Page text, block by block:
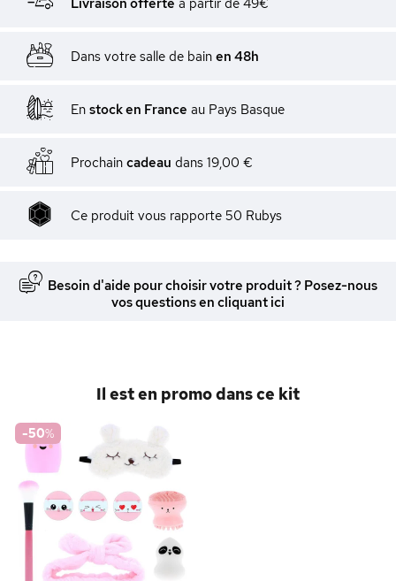
Dans votre salle de bain en 48h
En stock en France au Pays Basque
Prochain cadeau dans 19,00 €
Ce produit vous rapporte 50 Rubys
Besoin d'aide pour choisir votre produit ? Posez-nous
vos questions en cliquant ici
Il est en promo dans ce kit
-50%